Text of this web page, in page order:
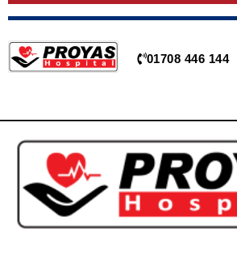
01708 446 144